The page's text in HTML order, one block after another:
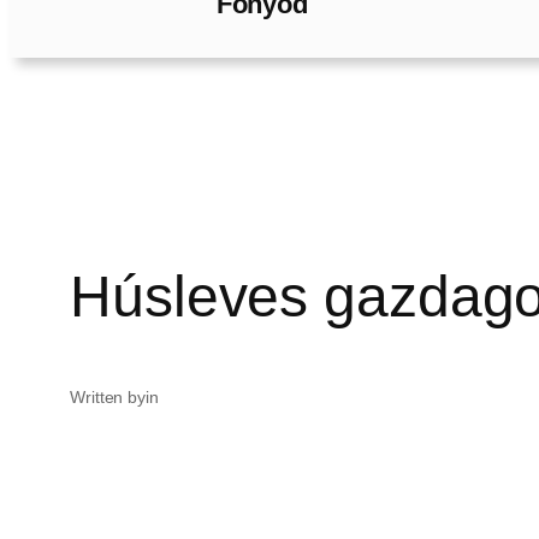
Húsleves
Written byin